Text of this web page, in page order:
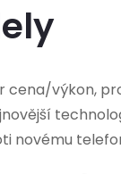
výkon,
novému